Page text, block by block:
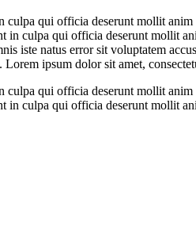
qui officia deserunt mollit
culpa qui officia deserunt mollit
iste natus error sit voluptatem
ipsum dolor sit amet,
qui officia deserunt mollit
culpa qui officia deserunt mollit